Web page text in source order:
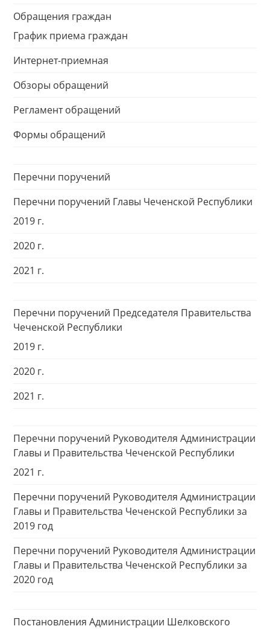
Обращения граждан
График приема граждан
Интернет-приемная
Обзоры обращений
Регламент обращений
Формы обращений
Перечни поручений
Перечни поручений Главы Чеченской Республики
2019 г.
2020 г.
2021 г.
Перечни поручений Председателя Правительства
Чеченской Республики
2019 г.
2020 г.
2021 г.
Перечни поручений Руководителя Администрации
Главы и Правительства Чеченской Республики
2021 г.
Перечни поручений Руководителя Администрации
Главы и Правительства Чеченской Республики за
2019 год
Перечни поручений Руководителя Администрации
Главы и Правительства Чеченской Республики за
2020 год
Постановления Администрации Шелковского